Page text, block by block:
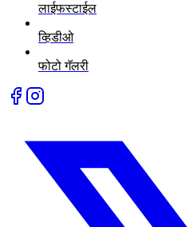
लाईफस्टाईल
व्हिडीओ
फोटो गॅलरी